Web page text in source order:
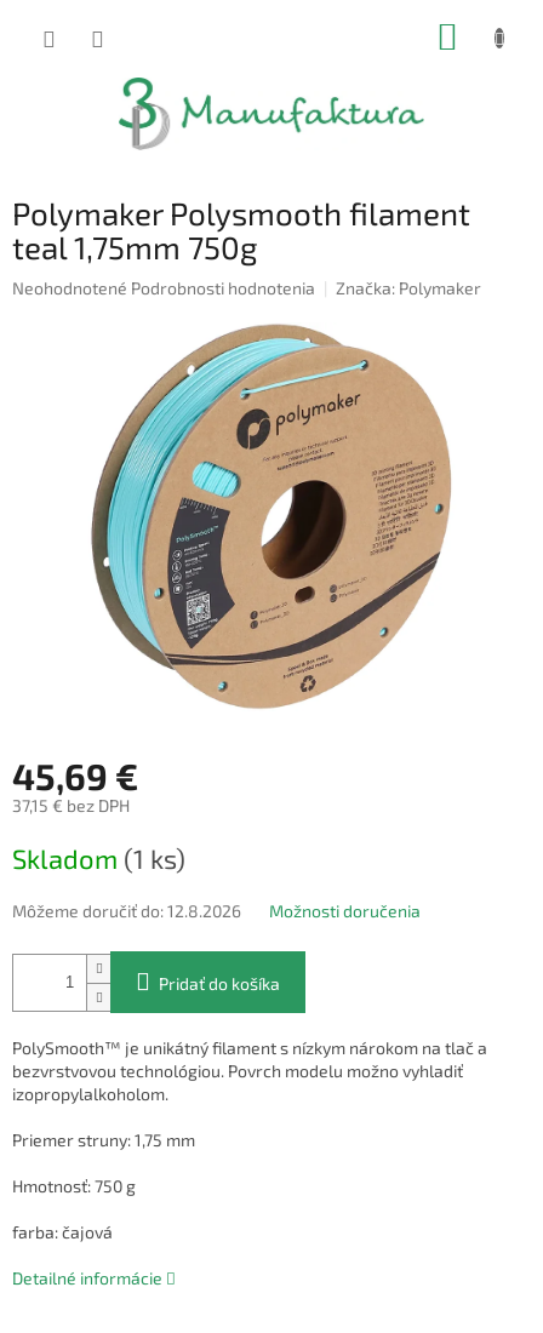
Polymaker Polysmooth filament
teal 1,75mm 750g
Priemerné
Neohodnotené Podrobnosti hodnotenia Značka: Polymaker
45,69 €
37,15 € bez DPH
cena:
Skladom (1 ks)
Môžeme doručiť do:12.8.2026 Možnosti doručenia
Pridať do košíka
PolySmooth™ je unikátný filament s nízkym nárokom na tlač a
bezvrstvovou technológiou. Povrch modelu možno vyhladiť
izopropylalkoholom.
Priemer struny: 1,75 mm
Hmotnosť: 750 g
farba: čajová
Detailné informácie